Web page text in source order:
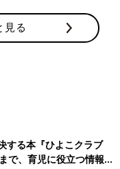
見る
する本『ひよこクラブ
、育児に役立つ情報が